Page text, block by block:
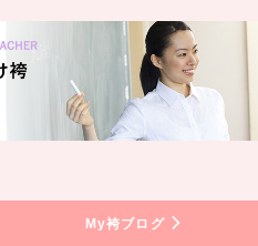
My袴ブログ